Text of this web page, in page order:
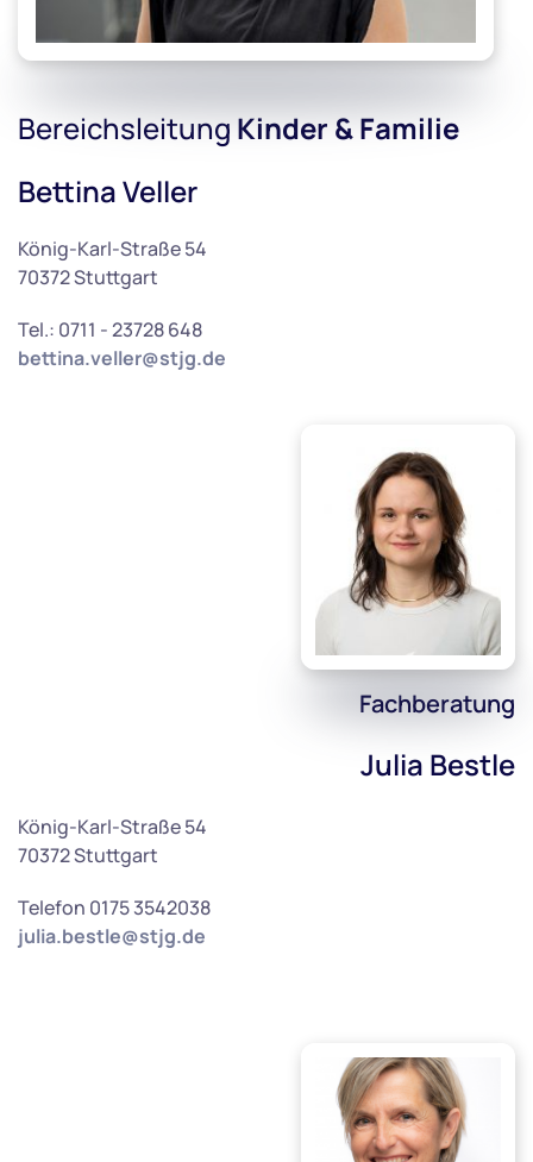
Bereichsleitung Kinder & Familie
Bettina Veller
König-Karl-Straße 54
70372 Stuttgart
Tel.: 0711 - 23728 648
bettina.veller@stjg.de
Fachberatung
Julia Bestle
König-Karl-Straße 54
70372 Stuttgart
Telefon 0175 3542038
julia.bestle@stjg.de